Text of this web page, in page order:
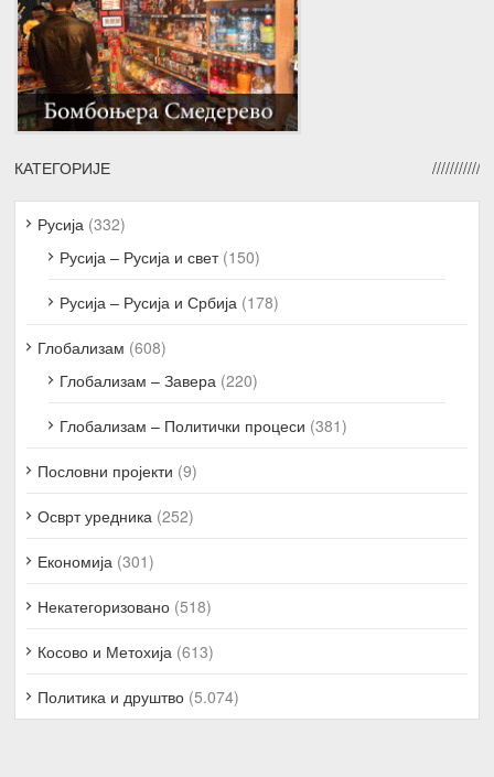
КАТЕГОРИЈЕ
Русија (332)
Русија – Русија и свет(150)
Русија – Русија и Србија (178)
Глобализам (608)
Глобализам – Завера (220)
Глобализам – Политички процеси (381)
Пословни пројекти (9)
Осврт уредника (252)
Економија (301)
Некатегоризовано (518)
Косово и Метохија (613)
Политика и друштво (5.074)